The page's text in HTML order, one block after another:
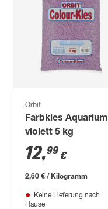
Orbit
Farbkies Aquarium
violett 5 kg
12,99 €
2,60 € / Kilogramm
Keine Lieferung nach
Hause